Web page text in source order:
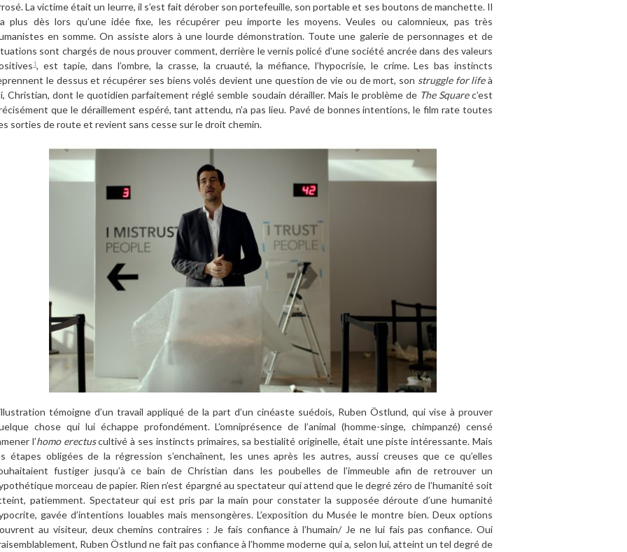
La victime était un leurre, il s’est fait dérober son portefeuille, son portable et ses boutons de manchette. Il
plus dès lors qu’une idée fixe, les récupérer peu importe les moyens. Veules ou calomnieux, pas très
en somme. On assiste alors à une lourde démonstration. Toute une galerie de personnages et de
sont chargés de nous prouver comment, derrière le vernis policé d’une société ancrée dans des valeurs
1, est tapie, dans l’ombre, la crasse, la cruauté, la méfiance, l’hypocrisie, le crime. Les bas instincts
le dessus et récupérer ses biens volés devient une question de vie ou de mort, son struggle for lifeà
Christian, dont le quotidien parfaitement réglé semble soudain dérailler. Mais le problème de The Squarec’est
que le déraillement espéré, tant attendu, n’a pas lieu. Pavé de bonnes intentions, le film rate toutes
sorties de route et revient sans cesse sur le droit chemin.
témoigne d’un travail appliqué de la part d’un cinéaste suédois, Ruben Östlund, qui vise à prouver
chose qui lui échappe profondément. L’omniprésence de l’animal (homme-singe, chimpanzé) censé
l’homo erectuscultivé à ses instincts primaires, sa bestialité originelle, était une piste intéressante. Mais
étapes obligées de la régression s’enchaînent, les unes après les autres, aussi creuses que ce qu’elles
fustiger jusqu’à ce bain de Christian dans les poubelles de l’immeuble afin de retrouver un
morceau de papier. Rien n’est épargné au spectateur qui attend que le degré zéro de l’humanité soit
patiemment. Spectateur qui est pris par la main pour constater la supposée déroute d’une humanité
gavée d’intentions louables mais mensongères. L’exposition du Musée le montre bien. Deux options
au visiteur, deux chemins contraires : Je fais confiance à l’humain/ Je ne lui fais pas confiance. Oui
Ruben Östlund ne fait pas confiance à l’homme moderne qui a, selon lui, atteint un tel degré de